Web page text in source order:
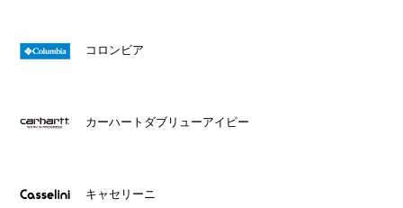
コロンビア
カーハートダブリューアイピー
キャセリーニ